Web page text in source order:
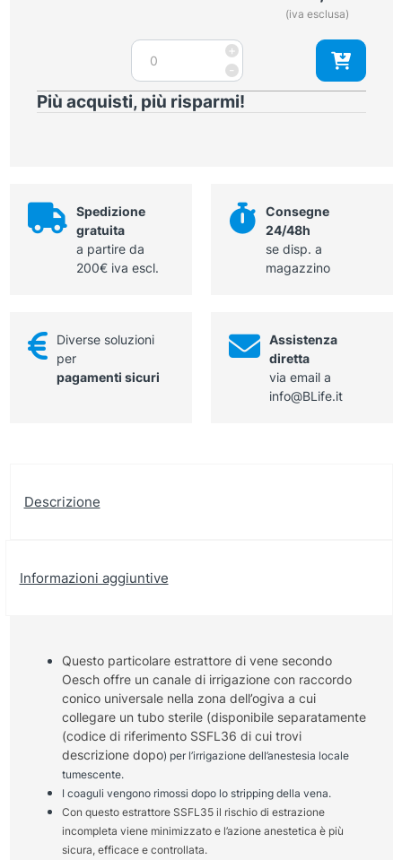
lunghezza
520
mm
quantità
(iva esclusa)
-
Set
tubo
sterile
60
con
di
irrigazione
+
Più acquisti, più risparmi!
Spedizione
gratuita
a partire da
200€ iva escl.
Consegne
24/48h
se disp. a
magazzino
Diverse soluzioni
per
pagamenti sicuri
Assistenza
diretta
via email a
info@BLife.it
Descrizione
Informazioni aggiuntive
Questo particolare estrattore di vene secondo
Oesch offre un canale di irrigazione con raccordo
conico universale nella zona dell’ogiva a cui
collegare un tubo sterile (disponibile separatamente
(codice di riferimento SSFL36 di cui trovi
descrizione dopo) per l’irrigazione dell’anestesia locale
tumescente.
I coaguli vengono rimossi dopo lo stripping della vena.
Con questo estrattore SSFL35 il rischio di estrazione
incompleta viene minimizzato e l’azione anestetica è più
sicura, efficace e controllata.